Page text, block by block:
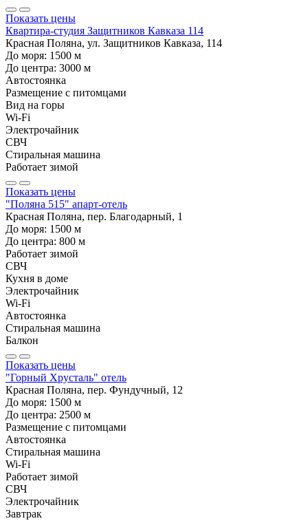
Показать цены
Квартира-студия Защитников Кавказа 114
Красная Поляна, ул. Защитников Кавказа, 114
До моря: 1500 м
До центра: 3000 м
Автостоянка
Размещение с питомцами
Вид на горы
Wi-Fi
Электрочайник
СВЧ
Стиральная машина
Работает зимой
Показать цены
"Поляна 515" апарт-отель
Красная Поляна, пер. Благодарный, 1
До моря: 1500 м
До центра: 800 м
Работает зимой
СВЧ
Кухня в доме
Электрочайник
Wi-Fi
Автостоянка
Стиральная машина
Балкон
Показать цены
"Горный Хрусталь" отель
Красная Поляна, пер. Фундучный, 12
До моря: 1500 м
До центра: 2500 м
Размещение с питомцами
Автостоянка
Стиральная машина
Wi-Fi
Работает зимой
СВЧ
Электрочайник
Завтрак